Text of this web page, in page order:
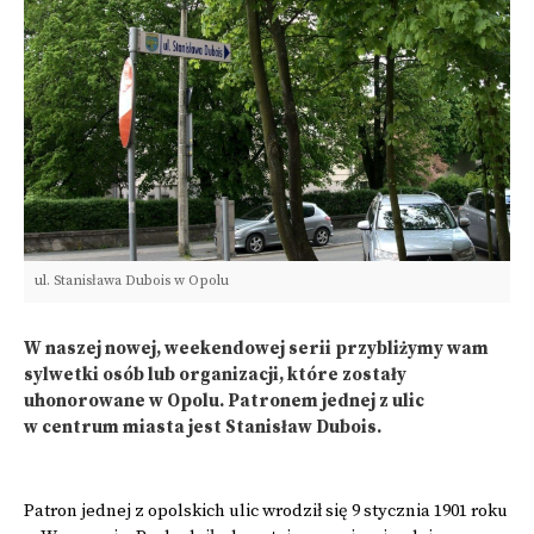
ul. Stanisława Dubois w Opolu
W naszej nowej, weekendowej serii przybliżymy wam
sylwetki osób lub organizacji, które zostały
uhonorowane w Opolu. Patronem jednej z ulic
w centrum miasta jest Stanisław Dubois.
Patron jednej z opolskich ulic wrodził się 9 stycznia 1901 roku